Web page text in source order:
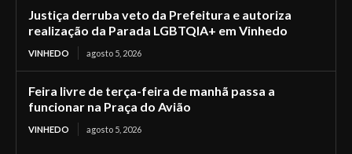
Justiça derruba veto da Prefeitura e autoriza
realização da Parada LGBTQIA+ em Vinhedo
VINHEDO agosto 5, 2026
Feira livre de terça-feira de manhã passa a
funcionar na Praça do Avião
VINHEDO agosto 5, 2026